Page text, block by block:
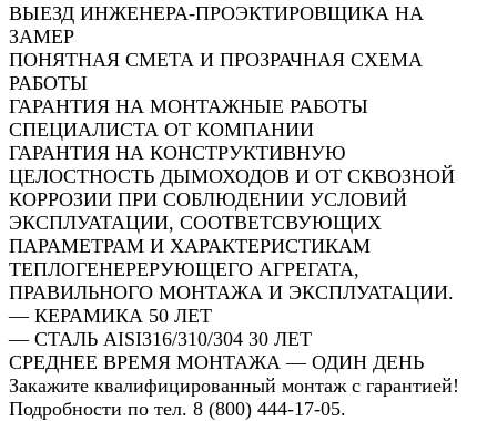
ВЫЕЗД ИНЖЕНЕРА-ПРОЭКТИРОВЩИКА НА
ЗАМЕР
ПОНЯТНАЯ СМЕТА И ПРОЗРАЧНАЯ СХЕМА
РАБОТЫ
ГАРАНТИЯ НА МОНТАЖНЫЕ РАБОТЫ
СПЕЦИАЛИСТА ОТ КОМПАНИИ
ГАРАНТИЯ НА КОНСТРУКТИВНУЮ
ЦЕЛОСТНОСТЬ ДЫМОХОДОВ И ОТ СКВОЗНОЙ
КОРРОЗИИ ПРИ СОБЛЮДЕНИИ УСЛОВИЙ
ЭКСПЛУАТАЦИИ, СООТВЕТСВУЮЩИХ
ПАРАМЕТРАМ И ХАРАКТЕРИСТИКАМ
ТЕПЛОГЕНЕРЕРУЮЩЕГО АГРЕГАТА,
ПРАВИЛЬНОГО МОНТАЖА И ЭКСПЛУАТАЦИИ.
— КЕРАМИКА 50 ЛЕТ
— СТАЛЬ AISI316/310/304 30 ЛЕТ
СРЕДНЕЕ ВРЕМЯ МОНТАЖА — ОДИН ДЕНЬ
Закажите квалифицированный монтаж с гарантией!
Подробности по тел. 8 (800) 444-17-05.